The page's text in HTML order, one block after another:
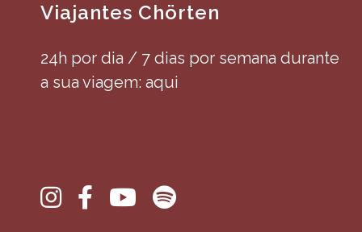
Viajantes Chörten
24h por dia / 7 dias por semana durante
a sua viagem: aqui